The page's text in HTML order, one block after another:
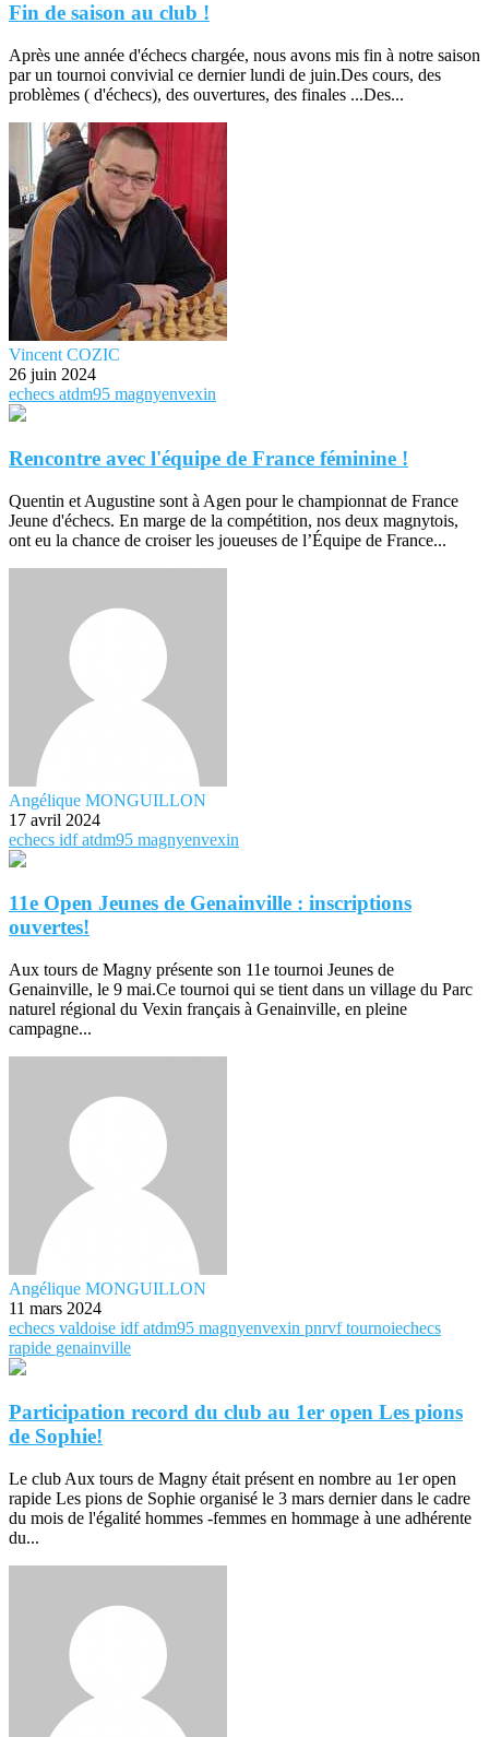
Fin de saison au club !
Après une année d'échecs chargée, nous avons mis fin à notre saison
par un tournoi convivial ce dernier lundi de juin.Des cours, des
problèmes ( d'échecs), des ouvertures, des finales ...Des...
Vincent COZIC
26 juin 2024
echecs atdm95 magnyenvexin
Rencontre avec l'équipe de France féminine !
Quentin et Augustine sont à Agen pour le championnat de France
Jeune d'échecs. En marge de la compétition, nos deux magnytois,
ont eu la chance de croiser les joueuses de l’Équipe de France...
Angélique MONGUILLON
17 avril 2024
echecs idfatdm95 magnyenvexin
11e Open Jeunes de Genainville : inscriptions
ouvertes!
Aux tours de Magny présente son 11e tournoi Jeunes de
Genainville, le 9 mai.Ce tournoi qui se tient dans un village du Parc
naturel régional du Vexin français à Genainville, en pleine
campagne...
Angélique MONGUILLON
11 mars 2024
echecs valdoise idfatdm95 magnyenvexin pnrvftournoiechecs
rapide genainville
Participation record du club au 1er open Les pions
de Sophie!
Le club Aux tours de Magny était présent en nombre au 1er open
rapide Les pions de Sophie organisé le 3 mars dernier dans le cadre
du mois de l'égalité hommes -femmes en hommage à une adhérente
du...